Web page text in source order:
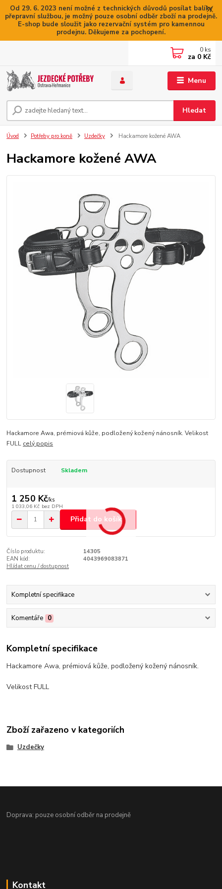
Od 29. 6. 2023 není možné z technických důvodů posílat balíky
přepravní službou, je možný pouze osobní odběr zboží na prodejně.
E-shop bude sloužit jako rezervační systém pro kamennou
prodejnu. Děkujeme za pochopení.
Menu
Hledat
0 ks
za 0 Kč
Úvod Potřeby pro koně Uzdečky Hackamore kožené AWA
Hackamore kožené AWA
Hackamore Awa, prémiová kůže, podložený kožený nánosník. Velikost
FULL celý popis
Dostupnost Skladem
1 250 Kč/ks
1 033,06 Kč bez DPH
Přidat do košíku
Číslo produktu:
14305
EAN kód:
4043969083871
Hlídat cenu / dostupnost
Kompletní specifikace
Komentáře 0
Kompletní specifikace
Hackamore Awa, prémiová kůže, podložený kožený nánosník.
Velikost FULL
Zboží zařazeno v kategoriích
Uzdečky
Doprava: pouze osobní odběr na prodejně
Kontakt